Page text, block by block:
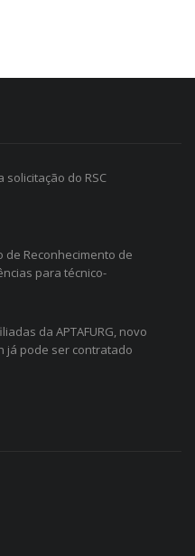
solicitação do RSC
de Reconhecimento de
para técnico-
da APTAFURG, novo
já pode ser contratado